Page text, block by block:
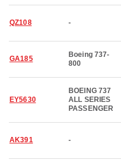
QZ108 -
GA185
Boeing 737-
800
EY5630
BOEING 737
ALL SERIES
PASSENGER
AK391 -